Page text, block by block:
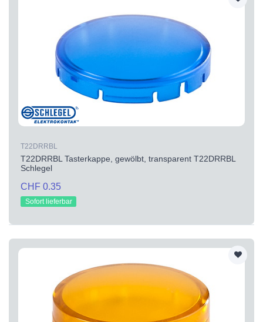
T22DRRBL
T22DRRBL Tasterkappe, gewölbt, transparent T22DRRBL
Schlegel
CHF 0.35
Sofort lieferbar